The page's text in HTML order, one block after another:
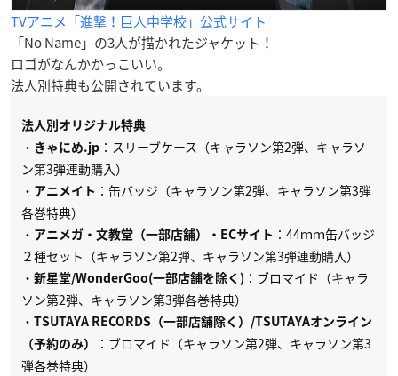
TVアニメ「進撃！巨人中学校」公式サイト
「No Name」の3人が描かれたジャケット！
ロゴがなんかかっこいい。
法人別特典も公開されています。
法人別オリジナル特典
・ きゃにめ.jp ：スリーブケース（キャラソン第2弾、キャラソ
ン第3弾連動購入）
・ アニメイト ：缶バッジ（キャラソン第2弾、キャラソン第3弾
各巻特典）
・ アニメガ・文教堂（一部店舗）・ECサイト ：44ｍｍ缶バッジ
２種セット（キャラソン第2弾、キャラソン第3弾連動購入）
・ 新星堂/WonderGoo(一部店舗を除く) ：ブロマイド（キャラ
ソン第2弾、キャラソン第3弾各巻特典）
・ TSUTAYA RECORDS（一部店舗除く）/TSUTAYAオンライン
（予約のみ）
：ブロマイド（キャラソン第2弾、キャラソン第3
弾各巻特典）